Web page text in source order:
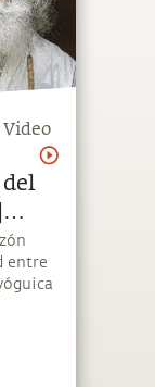
Video
entre